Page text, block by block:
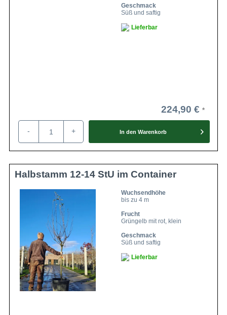
Geschmack
Süß und saftig
Lieferbar
224,90 €
- + In den Warenkorb
Halbstamm 12-14 StU im Container
Wuchsendhöhe
bis zu 4 m
Frucht
Grüngelb mit rot, klein
Geschmack
Süß und saftig
Lieferbar